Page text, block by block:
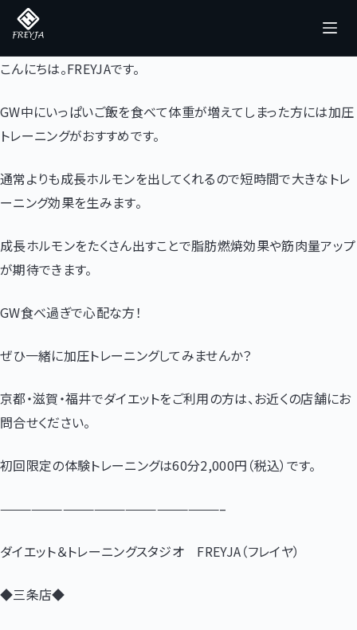
テ
ツ
へ
キ
ッ
こんにちは。FREYJAです。
GW中にいっぱいご飯を食べて体重が増えてしまった方には加圧
トレーニングがおすすめです。
通常よりも成長ホルモンを出してくれるので短時間で大きなトレ
ーニング効果を生みます。
成長ホルモンをたくさん出すことで脂肪燃焼効果や筋肉量アップ
が期待できます。
GW食べ過ぎで心配な方！
ぜひ一緒に加圧トレーニングしてみませんか？
京都・滋賀・福井でダイエットをご利用の方は、お近くの店舗にお
問合せください。
初回限定の体験トレーニングは60分2,000円（税込）です。
—————————————————————–
ダイエット＆トレーニングスタジオ FREYJA（フレイヤ）
◆三条店◆